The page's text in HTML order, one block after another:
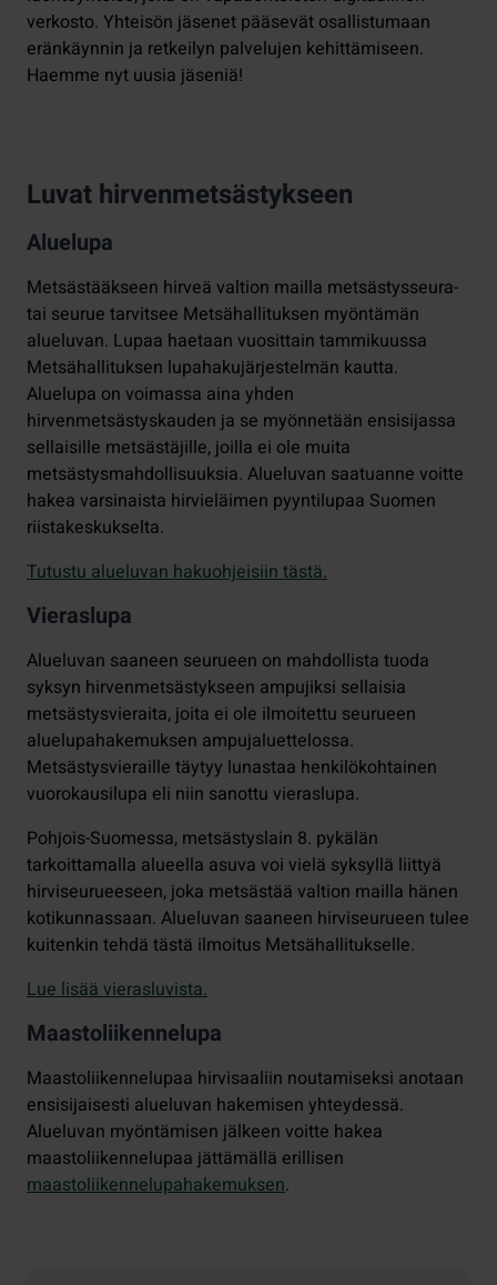
verkosto. Yhteisön jäsenet pääsevät osallistumaan
eränkäynnin ja retkeilyn palvelujen kehittämiseen.
Haemme nyt uusia jäseniä!
Luvat hirvenmetsästykseen
Aluelupa
Metsästääkseen hirveä valtion mailla metsästysseura-
tai seurue tarvitsee Metsähallituksen myöntämän
alueluvan. Lupaa haetaan vuosittain tammikuussa
Metsähallituksen lupahakujärjestelmän kautta.
Aluelupa on voimassa aina yhden
hirvenmetsästyskauden ja se myönnetään ensisijassa
sellaisille metsästäjille, joilla ei ole muita
metsästysmahdollisuuksia. Alueluvan saatuanne voitte
hakea varsinaista hirvieläimen pyyntilupaa Suomen
riistakeskukselta.
Tutustu alueluvan hakuohjeisiin tästä.
Vieraslupa
Alueluvan saaneen seurueen on mahdollista tuoda
syksyn hirvenmetsästykseen ampujiksi sellaisia
metsästysvieraita, joita ei ole ilmoitettu seurueen
aluelupahakemuksen ampujaluettelossa.
Metsästysvieraille täytyy lunastaa henkilökohtainen
vuorokausilupa eli niin sanottu vieraslupa.
Pohjois-Suomessa, metsästyslain 8. pykälän
tarkoittamalla alueella asuva voi vielä syksyllä liittyä
hirviseurueeseen, joka metsästää valtion mailla hänen
kotikunnassaan. Alueluvan saaneen hirviseurueen tulee
kuitenkin tehdä tästä ilmoitus Metsähallitukselle.
Lue lisää vierasluvista.
Maastoliikennelupa
Maastoliikennelupaa hirvisaaliin noutamiseksi anotaan
ensisijaisesti alueluvan hakemisen yhteydessä.
Alueluvan myöntämisen jälkeen voitte hakea
maastoliikennelupaa jättämällä erillisen
maastoliikennelupahakemuksen.